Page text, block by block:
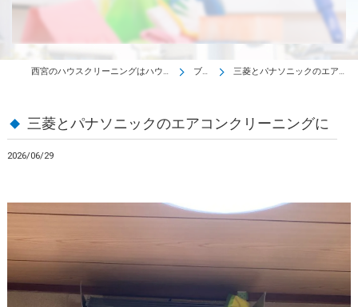
西宮のハウスクリーニングはハウスクリーニング Fight! ブログ 三菱とパナソニックのエアコンクリーニングに
三菱とパナソニックのエアコンクリーニングに
2026/06/29